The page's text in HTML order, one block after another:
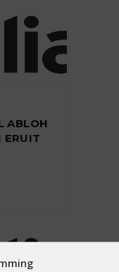
ABLOH
ERUIT